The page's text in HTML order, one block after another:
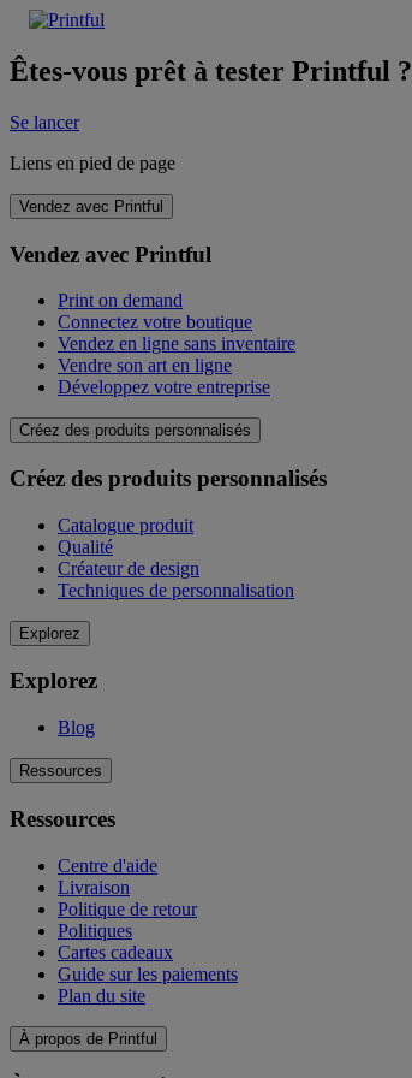
Êtes-vous prêt à tester Printful ?
Se lancer
Liens en pied de page
Vendez avec Printful
Vendez avec Printful
Print on demand
Connectez votre boutique
Vendez en ligne sans inventaire
Vendre son art en ligne
Développez votre entreprise
Créez des produits personnalisés
Créez des produits personnalisés
Catalogue produit
Qualité
Créateur de design
Techniques de personnalisation
Explorez
Explorez
Blog
Ressources
Ressources
Centre d'aide
Livraison
Politique de retour
Politiques
Cartes cadeaux
Guide sur les paiements
Plan du site
À propos de Printful